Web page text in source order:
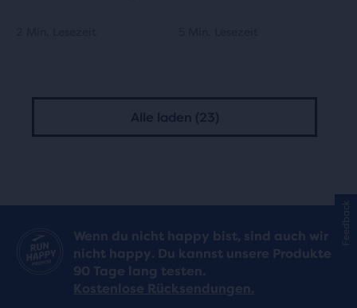
Alle laden (23)
Wenn du nicht happy bist, sind auch wir
nicht happy. Du kannst unsere Produkte
90 Tage lang testen.
Kostenlose Rücksendungen.
Feedback